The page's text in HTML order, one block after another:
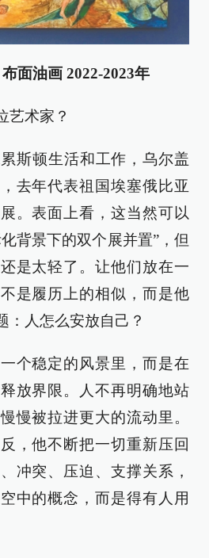
面油画 2022-2023年
艺术家？
斯顿生活和工作，乌尔盖
去年代表祖国埃塞俄比亚
。表面上看，这当然可以
背景下的双个展并置”，但
是太轻了。让他们放在一
是履历上的相似，而是他
：人怎么安放自己？
个稳定的风景里，而是在
放界限。人不再明确地站
慢被拉进更大的流动里。
，他不断把一切重新压回
冲突、压迫、支撑关系，
中的概念，而是得有人用